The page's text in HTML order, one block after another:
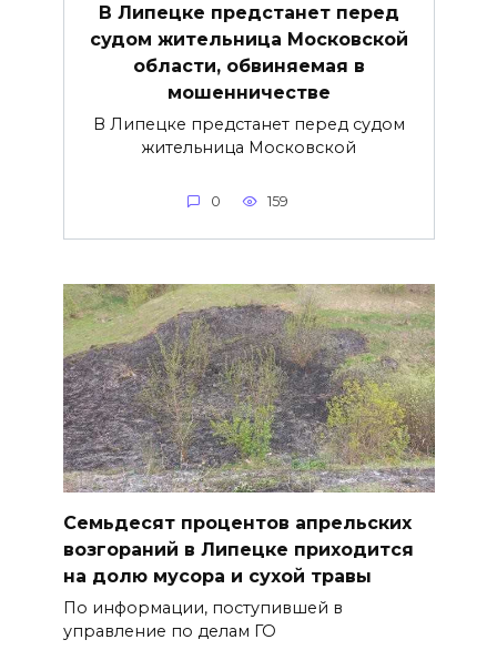
В Липецке предстанет перед
судом жительница Московской
области, обвиняемая в
мошенничестве
В Липецке предстанет перед судом
жительница Московской
0 159
Семьдесят процентов апрельских
возгораний в Липецке приходится
на долю мусора и сухой травы
По информации, поступившей в
управление по делам ГО